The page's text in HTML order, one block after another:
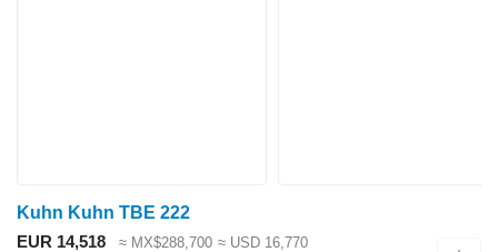
Kuhn Kuhn TBE 222
EUR 14,518
≈ MX$288,700 ≈ USD 16,770